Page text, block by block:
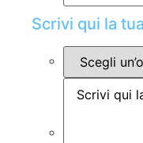
Scrivi qui la